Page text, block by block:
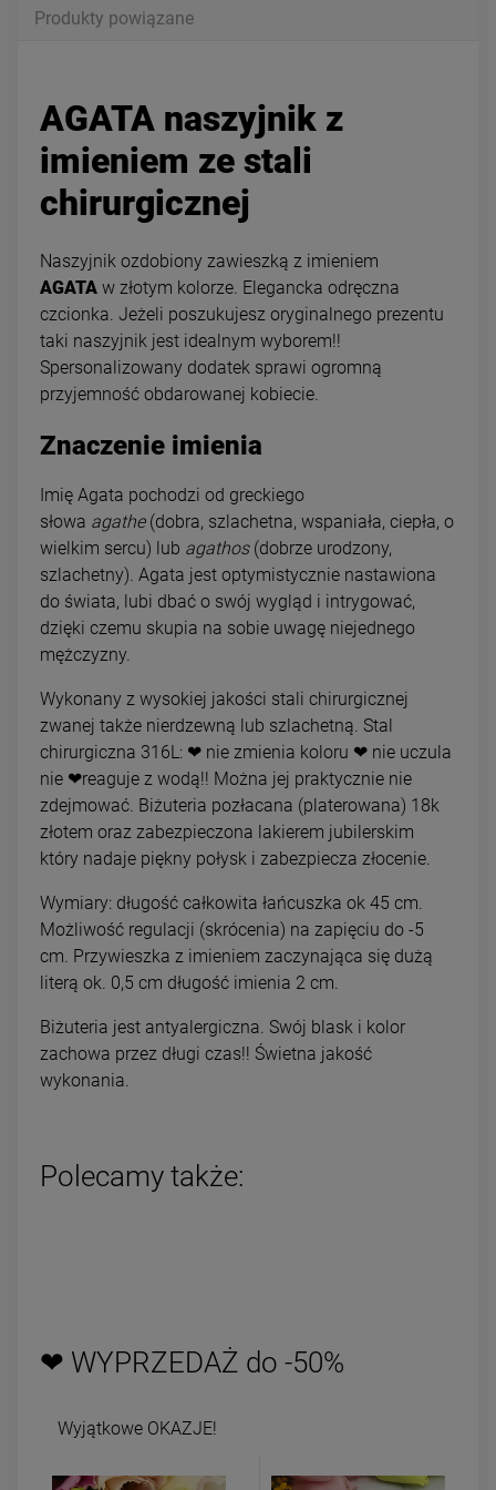
Produkty powiązane
AGATA naszyjnik z
imieniem ze stali
chirurgicznej
Naszyjnik ozdobiony zawieszką z imieniem
AGATA w złotym kolorze. Elegancka odręczna
czcionka. Jeżeli poszukujesz oryginalnego prezentu
taki naszyjnik jest idealnym wyborem!!
Spersonalizowany dodatek sprawi ogromną
przyjemność obdarowanej kobiecie.
Znaczenie imienia
Imię Agata pochodzi od greckiego
słowa agathe(dobra, szlachetna, wspaniała, ciepła, o
wielkim sercu) lub agathos(dobrze urodzony,
szlachetny). Agata jest optymistycznie nastawiona
do świata, lubi dbać o swój wygląd i intrygować,
dzięki czemu skupia na sobie uwagę niejednego
mężczyzny.
Wykonany z wysokiej jakości stali chirurgicznej
zwanej także nierdzewną lub szlachetną. Stal
chirurgiczna 316L: ❤ nie zmienia koloru ❤ nie uczula
nie ❤reaguje z wodą!! Można jej praktycznie nie
zdejmować. Biżuteria pozłacana (platerowana) 18k
złotem oraz zabezpieczona lakierem jubilerskim
który nadaje piękny połysk i zabezpiecza złocenie.
Wymiary: długość całkowita łańcuszka ok 45 cm.
Możliwość regulacji (skrócenia) na zapięciu do -5
cm. Przywieszka z imieniem zaczynająca się dużą
literą ok. 0,5 cm długość imienia 2 cm.
Biżuteria jest antyalergiczna. Swój blask i kolor
zachowa przez długi czas!! Świetna jakość
wykonania.
Polecamy także:
❤ WYPRZEDAŻ do -50%
Wyjątkowe OKAZJE!